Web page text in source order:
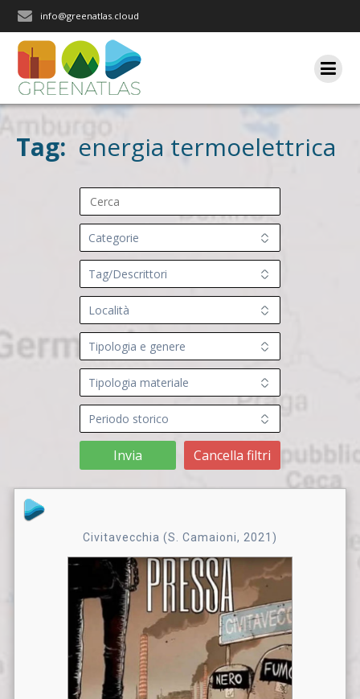
info@greenatlas.cloud
Tag: energia termoelettrica
Invia Cancella filtri
Civitavecchia (S. Camaioni, 2021)